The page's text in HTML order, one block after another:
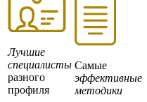
Лучшие
специалисты
разного
профиля
Самые
эффективные
методики